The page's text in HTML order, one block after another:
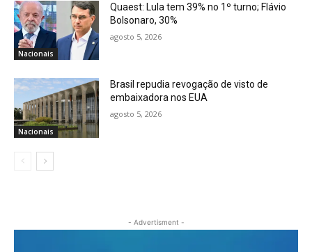
Nacionais
Quaest: Lula tem 39% no 1º turno; Flávio
Bolsonaro, 30%
agosto 5, 2026
Nacionais
Brasil repudia revogação de visto de
embaixadora nos EUA
agosto 5, 2026
- Advertisment -